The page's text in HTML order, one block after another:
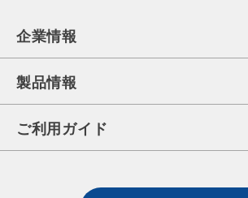
企業情報
製品情報
ご利用ガイド